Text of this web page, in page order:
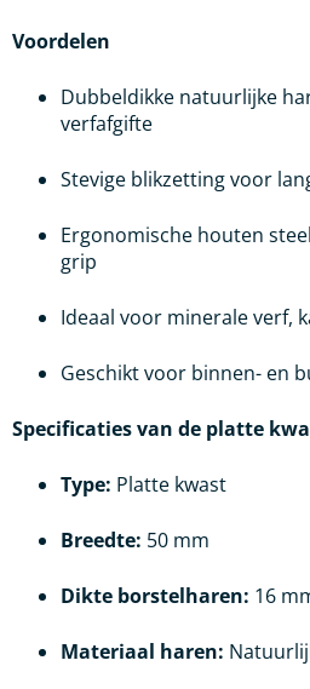
Voordelen
Dubbeldikke natuurlijke
verfafgifte
Stevige blikzetting voor
Ergonomische houten
grip
Ideaal voor minerale verf,
Geschikt voor binnen- en
Specificaties van de platte
Type: Platte kwast
Breedte: 50 mm
Dikte borstelharen: 16
Materiaal haren: